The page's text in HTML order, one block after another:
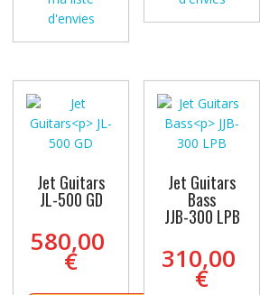
d'envies
Jet Guitars
JL-500 GD
580,00
€
Jet Guitars
Bass
JJB-300 LPB
310,00
€